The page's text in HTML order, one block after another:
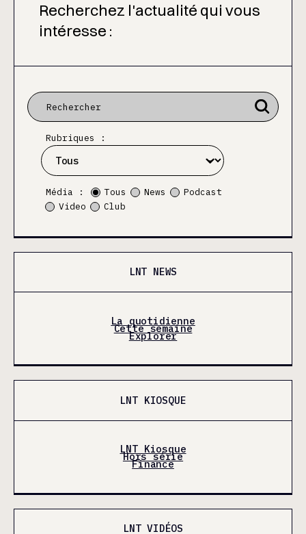
Recherchez l'actualité qui vous
intéresse :
Rubriques :
Média : Tous News
Podcast
Video
Club
LNT NEWS
La quotidienne
Cette semaine
Explorer
LNT KIOSQUE
LNT Kiosque
Hors série
Finance
LNT VIDÉOS